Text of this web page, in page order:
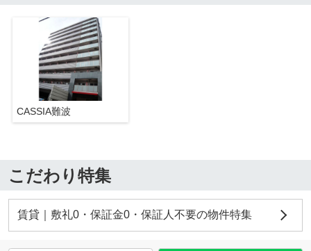
CASSIA難波
こだわり特集
賃貸｜敷礼0・保証金0・保証人不要の物件特集